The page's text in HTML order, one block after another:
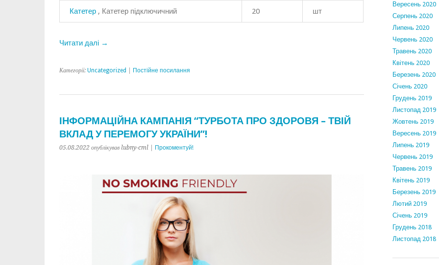
Катетер , Катетер підключичний 20 шт
Читати далі →
Категорії: Uncategorized Постійне посилання
ІНФОРМАЦІЙНА КАМПАНІЯ “ТУРБОТА ПРО ЗДОРОВЯ – ТВІЙ
ВКЛАД У ПЕРЕМОГУ УКРАЇНИ”!
05.08.2022 опублікував lubny-cml | Прокоментуй!
Вересень 2020
Серпень 2020
Липень 2020
Червень 2020
Травень 2020
Квітень 2020
Березень 2020
Січень 2020
Грудень 2019
Листопад 2019
Жовтень 2019
Вересень 2019
Липень 2019
Червень 2019
Травень 2019
Квітень 2019
Березень 2019
Лютий 2019
Січень 2019
Грудень 2018
Листопад 2018